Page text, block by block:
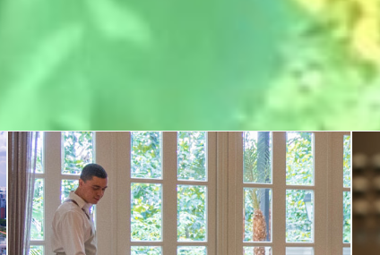
Bem Estar de